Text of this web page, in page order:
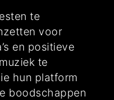
te
voor
en positieve
te
hun platform
boodschappen